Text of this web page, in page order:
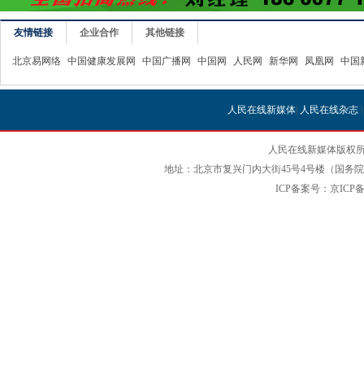
友情链接 企业合作 其他链接
北京易网络 中国健康发展网 中国广播网 中国网 人民网 新华网 凤凰网 中国
人民在线新媒体| 人民在线杂志|
人民在线新媒体版权
地址：北京市复兴门内大街45号4号楼（国务
ICP备案号：京ICP